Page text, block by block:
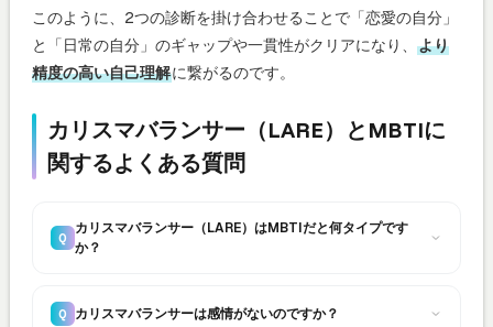
このように、2つの診断を掛け合わせることで「恋愛の自分」
と「日常の自分」のギャップや一貫性がクリアになり、 より
精度の高い自己理解に繋がるのです。
カリスマバランサー（LARE）とMBTIに
関するよくある質問
Q
カリスマバランサー（LARE）はMBTIだと何タイプです
か？
Q カリスマバランサーは感情がないのですか？